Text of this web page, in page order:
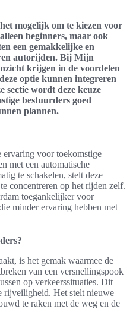
mogelijk om te kiezen voor
beginners, maar ook
een gemakkelijke en
autorijden. Bij Mijn
krijgen in de voordelen
optie kunnen integreren
wordt deze keuze
bestuurders goed
plannen.
ervaring voor toekomstige
met een automatische
te schakelen, stelt deze
concentreren op het rijden zelf.
toegankelijker voor
minder ervaring hebben met
is het gemak waarmee de
van een versnellingspook
op verkeerssituaties. Dit
rijveiligheid. Het stelt nieuwe
te raken met de weg en de